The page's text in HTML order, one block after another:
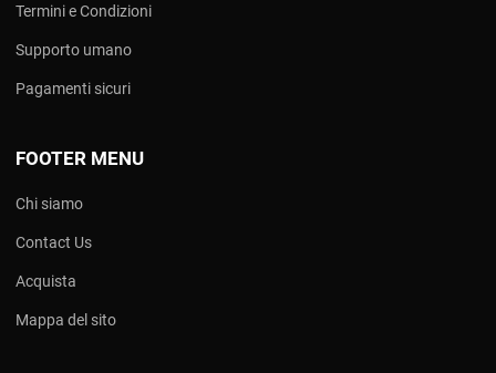
Termini e Condizioni
Supporto umano
Pagamenti sicuri
FOOTER MENU
Chi siamo
Contact Us
Acquista
Mappa del sito